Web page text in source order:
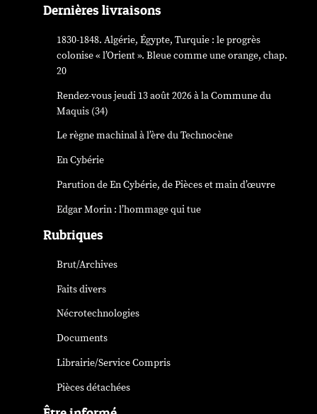
Dernières livraisons
1830-1848. Algérie, Égypte, Turquie : le progrès
colonise « l’Orient ». Bleue comme une orange, chap.
20
Rendez-vous jeudi 13 août 2026 à la Commune du
Maquis (34)
Le règne machinal à l’ère du Technocène
En Cybérie
Parution deEn Cybérie, de Pièces et main d’œuvre
Edgar Morin : l’hommage qui tue
Rubriques
Brut/Archives
Faits divers
Nécrotechnologies
Documents
Librairie/Service Compris
Pièces détachées